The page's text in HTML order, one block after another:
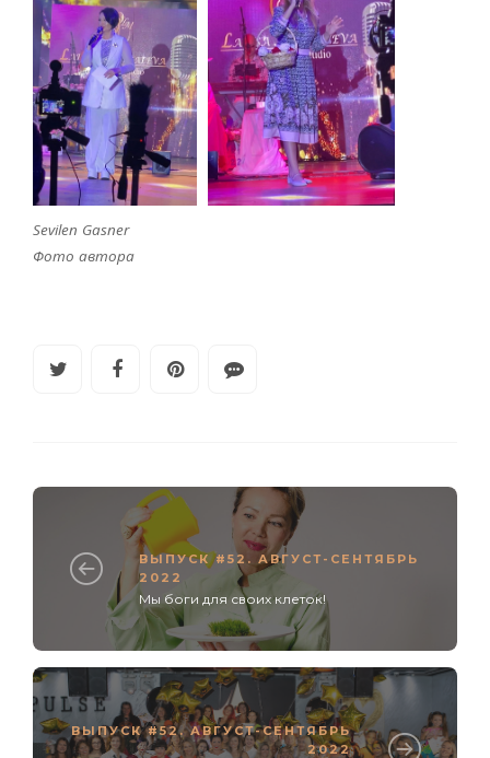
Sevilen Gasner
Фото автора
ВЫПУСК #52. АВГУСТ-СЕНТЯБРЬ
2022
Мы боги для своих клеток!
ВЫПУСК #52. АВГУСТ-СЕНТЯБРЬ
2022